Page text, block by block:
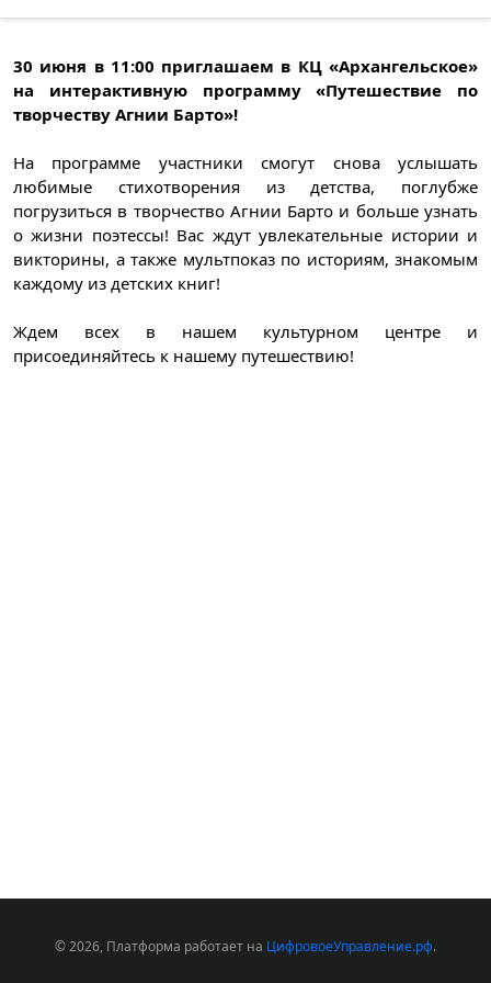
30 июня в 11:00 приглашаем в КЦ «Архангельское»
на интерактивную программу «Путешествие по
творчеству Агнии Барто»!
На программе участники смогут снова услышать
любимые стихотворения из детства, поглубже
погрузиться в творчество Агнии Барто и больше узнать
о жизни поэтессы! Вас ждут увлекательные истории и
викторины, а также мультпоказ по историям, знакомым
каждому из детских книг!
Ждем всех в нашем культурном центре и
присоединяйтесь к нашему путешествию!
© 2026, Платформа работает на ЦифровоеУправление.рф.